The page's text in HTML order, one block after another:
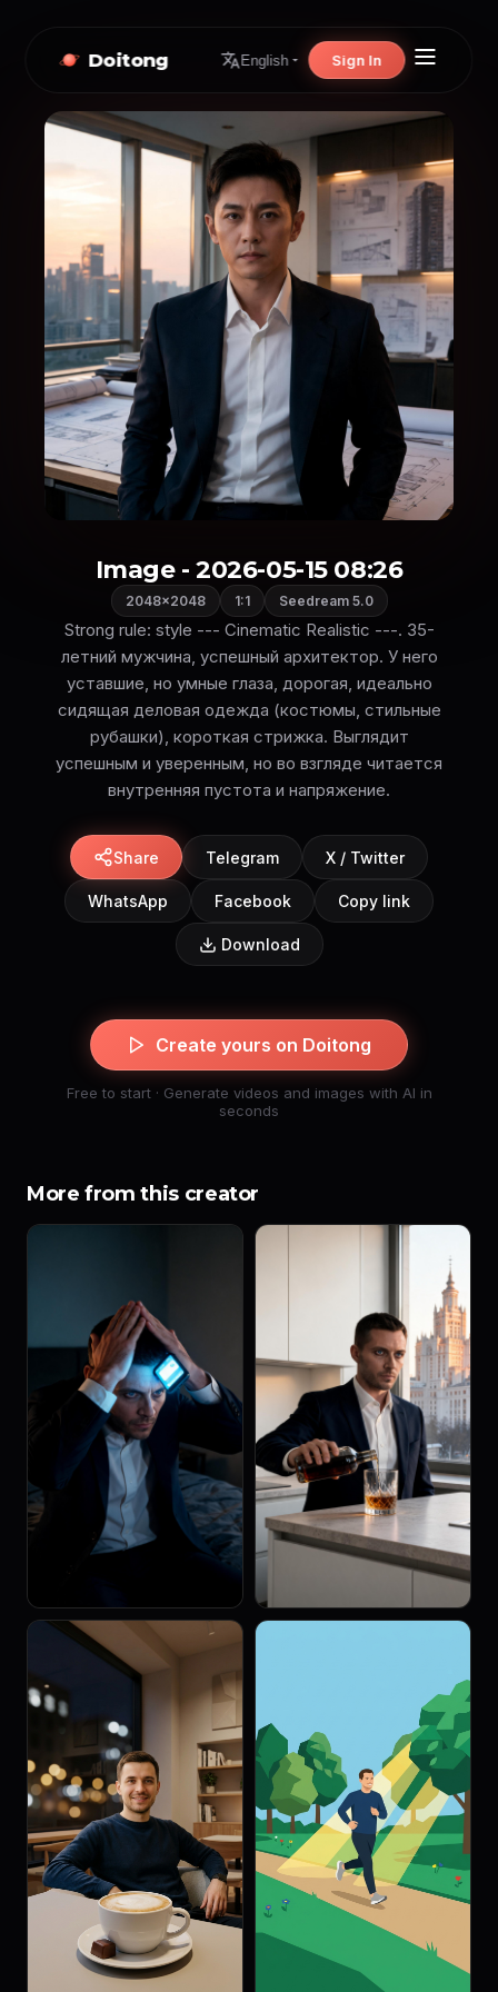
Doitong English Sign In
Image - 2026-05-15 08:26
2048×2048 1:1 Seedream 5.0
Strong rule: style --- Cinematic Realistic ---. 35-
летний мужчина, успешный архитектор. У него
уставшие, но умные глаза, дорогая, идеально
сидящая деловая одежда (костюмы, стильные
рубашки), короткая стрижка. Выглядит
успешным и уверенным, но во взгляде читается
внутренняя пустота и напряжение.
Share Telegram X / Twitter
WhatsApp Facebook Copy link
Download
Create yours on Doitong
Free to start · Generate videos and images with AI in
seconds
More from this creator